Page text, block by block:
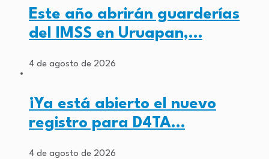
Este año abrirán guarderías
del IMSS en Uruapan,…
4 de agosto de 2026
¡Ya está abierto el nuevo
registro para D4TA…
4 de agosto de 2026